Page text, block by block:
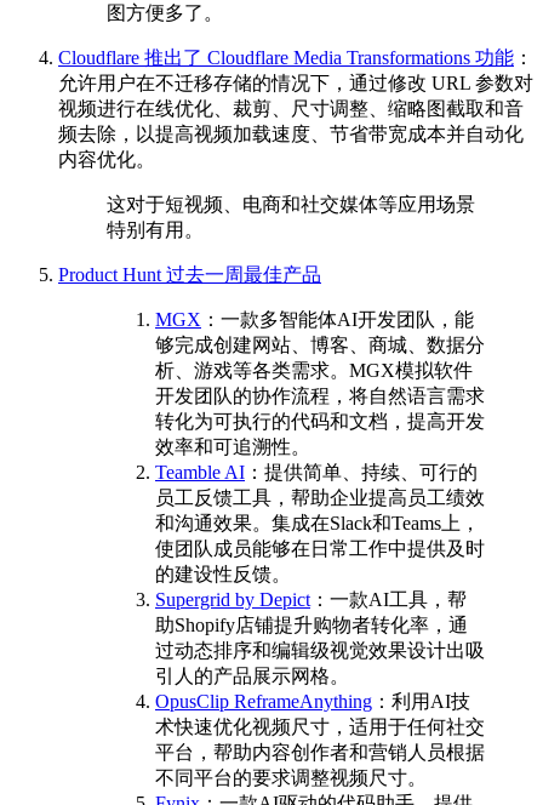
图方便多了。
Cloudflare 推出了 Cloudflare Media Transformations 功能 ：
允许用户在不迁移存储的情况下，通过修改 URL 参数对
视频进行在线优化、裁剪、尺寸调整、缩略图截取和音
频去除，以提高视频加载速度、节省带宽成本并自动化
内容优化。
这对于短视频、电商和社交媒体等应用场景
特别有用。
Product Hunt 过去一周最佳产品
MGX ：一款多智能体AI开发团队，能
够完成创建网站、博客、商城、数据分
析、游戏等各类需求。MGX模拟软件
开发团队的协作流程，将自然语言需求
转化为可执行的代码和文档，提高开发
效率和可追溯性。
Teamble AI ：提供简单、持续、可行的
员工反馈工具，帮助企业提高员工绩效
和沟通效果。集成在Slack和Teams上，
使团队成员能够在日常工作中提供及时
的建设性反馈。
Supergrid by Depict ：一款AI工具，帮
助Shopify店铺提升购物者转化率，通
过动态排序和编辑级视觉效果设计出吸
引人的产品展示网格。
OpusClip ReframeAnything ：利用AI技
术快速优化视频尺寸，适用于任何社交
平台，帮助内容创作者和营销人员根据
不同平台的要求调整视频尺寸。